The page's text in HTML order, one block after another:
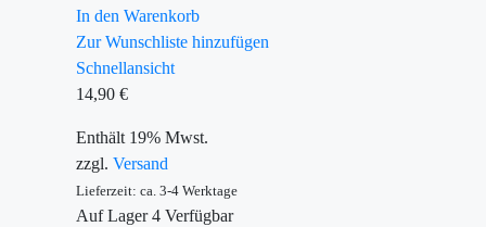
In den Warenkorb
Zur Wunschliste hinzufügen
Schnellansicht
14,90 €
Enthält 19% Mwst.
zzgl. Versand
Lieferzeit: ca. 3-4 Werktage
Auf Lager4 Verfügbar